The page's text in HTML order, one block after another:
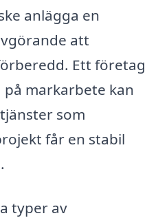
anlägga en
att
Ett företag
på markarbete kan
som
får en stabil
typer av